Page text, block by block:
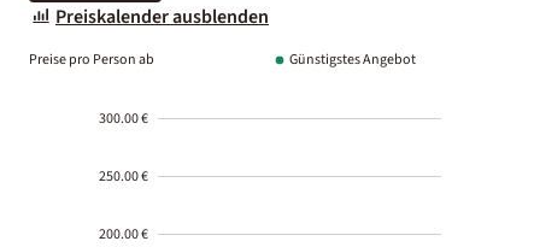
Preiskalender ausblenden
Preise pro Person ab Günstigstes Angebot
300.00 €
250.00 €
200.00 €